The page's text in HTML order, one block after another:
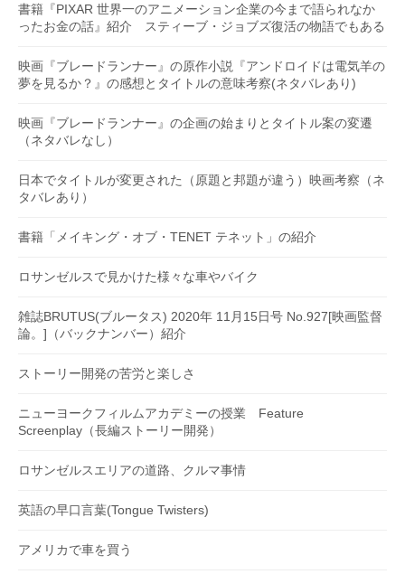
書籍『PIXAR 世界一のアニメーション企業の今まで語られなか
ったお金の話』紹介 スティーブ・ジョブズ復活の物語でもある
映画『ブレードランナー』の原作小説『アンドロイドは電気羊の
夢を見るか？』の感想とタイトルの意味考察(ネタバレあり)
映画『ブレードランナー』の企画の始まりとタイトル案の変遷
（ネタバレなし）
日本でタイトルが変更された（原題と邦題が違う）映画考察（ネ
タバレあり）
書籍「メイキング・オブ・TENET テネット」の紹介
ロサンゼルスで見かけた様々な車やバイク
雑誌BRUTUS(ブルータス) 2020年 11月15日号 No.927[映画監督
論。]（バックナンバー）紹介
ストーリー開発の苦労と楽しさ
ニューヨークフィルムアカデミーの授業 Feature
Screenplay（長編ストーリー開発）
ロサンゼルスエリアの道路、クルマ事情
英語の早口言葉(Tongue Twisters)
アメリカで車を買う